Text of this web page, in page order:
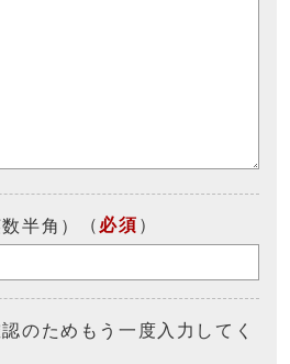
半角） （ 必須 ）
のためもう一度入力してく